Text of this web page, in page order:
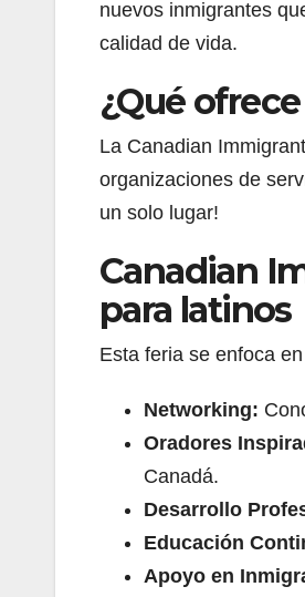
nuevos inmigrantes
calidad de vida.
¿Qué
La Canadian
organizaciones de
un solo lugar!
Canadian
para latinos
Esta feria se enfoca
Networking:
Oradores
Canadá.
Desarrollo
Educación
Apoyo en